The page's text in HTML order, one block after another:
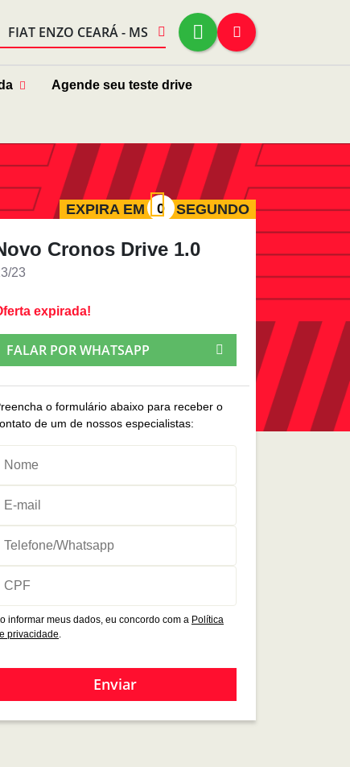
FIAT ENZO CEARÁ - MS
Agende seu teste drive
EXPIRA EM SEGUNDO
Cronos Drive 1.0
23
expirada!
FALAR POR WHATSAPP
o formulário abaixo para receber o
de um de nossos especialistas:
informar meus dados, eu concordo com a Política
privacidade.
Enviar